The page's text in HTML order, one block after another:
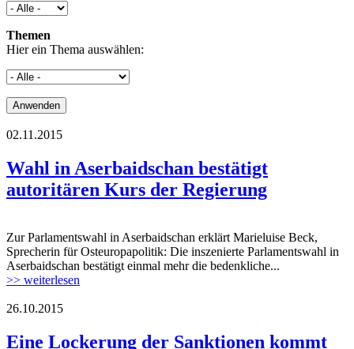
Themen
Hier ein Thema auswählen:
flagge_aserbaidschan.jpg
02.11.2015
Wahl in Aserbaidschan bestätigt
autoritären Kurs der Regierung
flagge_aserbaidschan.jpg
Zur Parlamentswahl in Aserbaidschan erklärt Marieluise Beck,
Sprecherin für Osteuropapolitik: Die inszenierte Parlamentswahl in
Aserbaidschan bestätigt einmal mehr die bedenkliche...
>> weiterlesen
logo_tagesspiegel.png
26.10.2015
Eine Lockerung der Sanktionen kommt